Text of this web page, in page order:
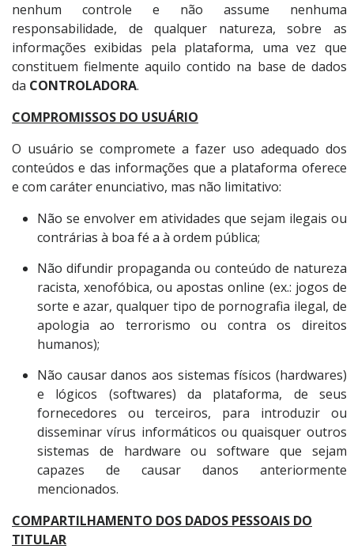
nenhum controle e não assume nenhuma
responsabilidade, de qualquer natureza, sobre as
informações exibidas pela plataforma, uma vez que
constituem fielmente aquilo contido na base de dados
da CONTROLADORA.
COMPROMISSOS DO USUÁRIO
O usuário se compromete a fazer uso adequado dos
conteúdos e das informações que a plataforma oferece
e com caráter enunciativo, mas não limitativo:
Não se envolver em atividades que sejam ilegais ou
contrárias à boa fé a à ordem pública;
Não difundir propaganda ou conteúdo de natureza
racista, xenofóbica, ou apostas online (ex.: jogos de
sorte e azar, qualquer tipo de pornografia ilegal, de
apologia ao terrorismo ou contra os direitos
humanos);
Não causar danos aos sistemas físicos (hardwares)
e lógicos (softwares) da plataforma, de seus
fornecedores ou terceiros, para introduzir ou
disseminar vírus informáticos ou quaisquer outros
sistemas de hardware ou software que sejam
capazes de causar danos anteriormente
mencionados.
COMPARTILHAMENTO DOS DADOS PESSOAIS DO
TITULAR